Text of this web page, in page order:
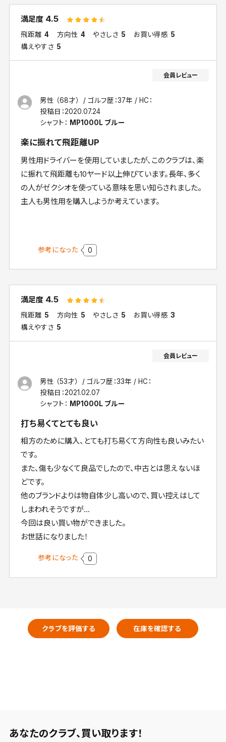
満足度 4.5
飛距離 4 方向性 4 やさしさ 5 お買い得感 5
構えやすさ 5
男性 （68才） ゴルフ歴：37年
HC：
投稿日：2020.07.24
シャフト： MP1000L ブルー
楽に振れて飛距離UP
男性用ドライバーを使用していましたが、このクラブは、楽
に振れて飛距離も10ヤード以上伸びています。長年、多く
の人がゼクシオを使っている意味を思い知らされました。
主人も男性用を購入しようか考えています。
参考になった 0
満足度 4.5
飛距離 5 方向性 5 やさしさ 5 お買い得感 3
構えやすさ 5
男性 （53才） ゴルフ歴：33年
HC：
投稿日：2021.02.07
シャフト： MP1000L ブルー
打ち易くてとても良い
相方のために購入、とても打ち易くて方向性も良いみたい
です。
また、傷も少なくて良品でしたので、中古とは思えないほ
どです。
他のブランドよりは物自体少し高いので、買い控えはして
しまわれそうですが…
今回は良い買い物ができました。
お世話になりました！
参考になった 0
クラブを評価する 在庫を確認する
あなたのクラブ、 買い取ります！